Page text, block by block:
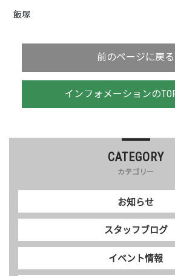
飯塚
前のページに戻る
インフォメーションの
CATEGORY
カテゴリー
お知らせ
スタッフブログ
イベント情報